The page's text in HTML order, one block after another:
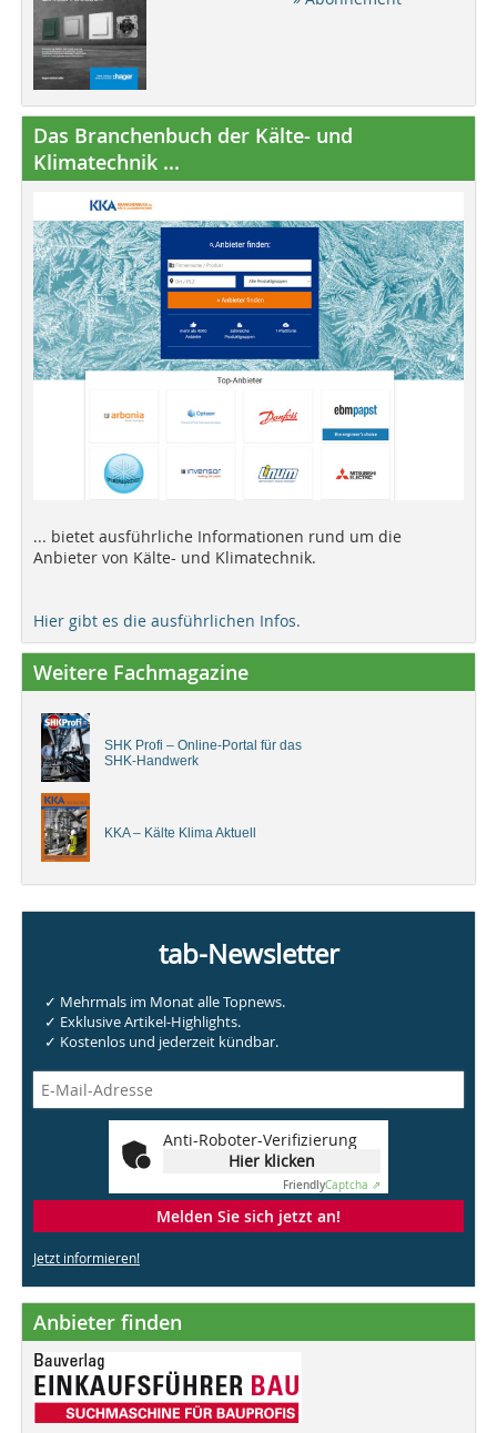
Das Branchenbuch der Kälte- und
Klimatechnik ...
... bietet ausführliche Informationen rund um die
Anbieter von Kälte- und Klimatechnik.
Hier gibt es die ausführlichen Infos.
Weitere Fachmagazine
SHK Profi – Online-Portal für das
SHK-Handwerk
KKA – Kälte Klima Aktuell
tab-Newsletter
✓ Mehrmals im Monat alle Topnews.
✓ Exklusive Artikel-Highlights.
✓ Kostenlos und jederzeit kündbar.
Anti-Roboter-Verifizierung
Hier klicken
FriendlyCaptcha ⇗
Melden Sie sich jetzt an!
Jetzt informieren!
Anbieter finden